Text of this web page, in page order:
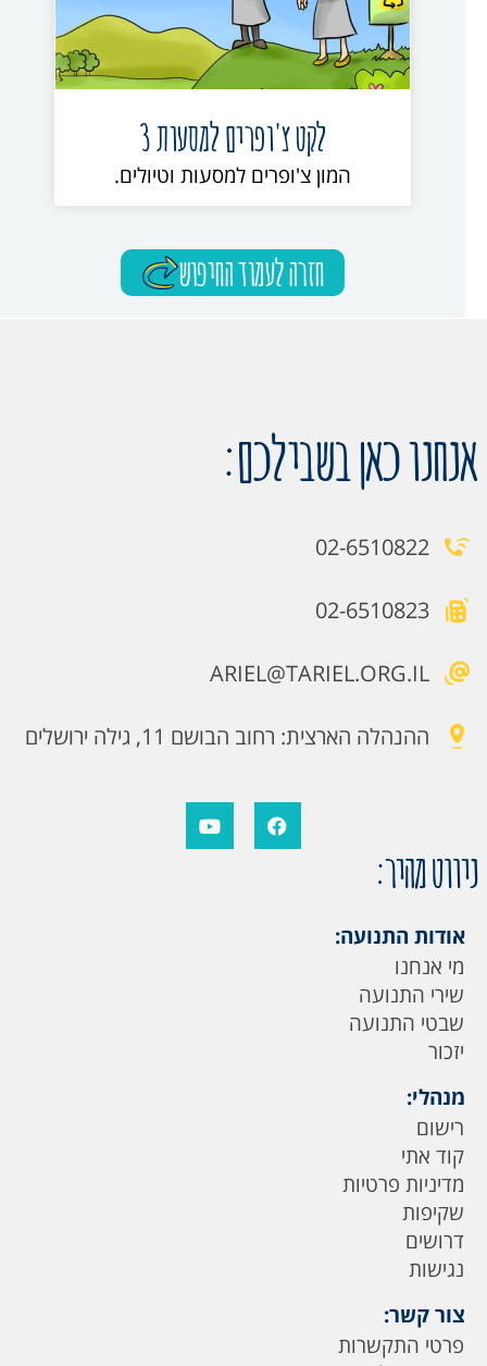
לקט צ'ופרים למסעות 3
המון צ'ופרים למסעות וטיולים.
חזרה לעמוד החיפוש
אנחנו כאן בשבילכם:
02-6510822
02-6510823
ARIEL@TARIEL.ORG.IL
ההנהלה הארצית: רחוב הבושם 11, גילה ירושלים
ניווט מהיר:
אודות התנועה:
מי אנחנו
שירי התנועה
שבטי התנועה
יזכור
מנהלי:
רישום
קוד אתי
מדיניות פרטיות
שקיפות
דרושים
נגישות
צור קשר:
פרטי התקשרות